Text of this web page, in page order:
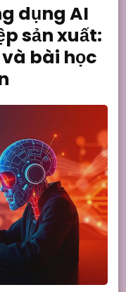
dụng AI
sản xuất:
bài học